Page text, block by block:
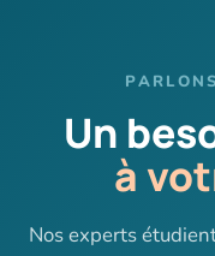
Un
à
Nos experts